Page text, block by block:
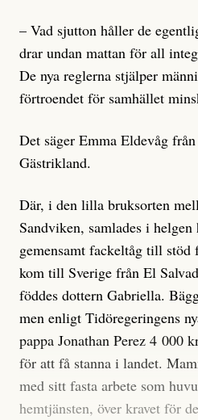
– Vad sjutton håller de
drar undan mattan för all
De nya reglerna stjälper
förtroendet för samhället
Det säger Emma Eldevåg
Gästrikland.
Där, i den lilla bruksorten
Sandviken, samlades i
gemensamt fackeltåg till
kom till Sverige från El
föddes dottern Gabriella.
men enligt Tidöregeringens
pappa Jonathan Perez 4 000
för att få stanna i landet.
med sitt fasta arbete som
hemtjänsten, över kravet för